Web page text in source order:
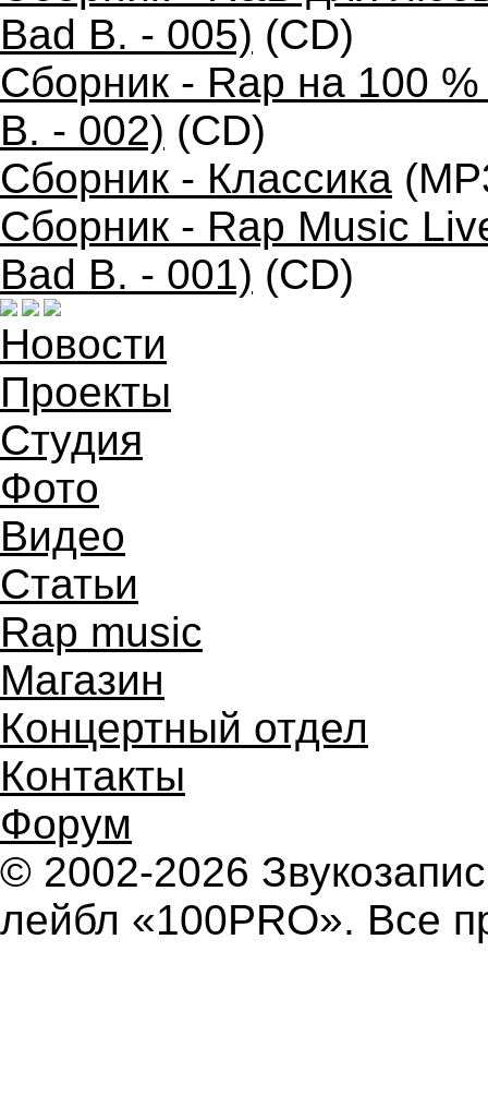
Bad B. - 005) (CD)
Сборник - Rap на 100
B. - 002) (CD)
Сборник - Классика
Сборник - Rap Music
Bad B. - 001) (CD)
Новости
Проекты
Студия
Фото
Видео
Статьи
Rap music
Магазин
Концертный отдел
Контакты
Форум
© 2002-2026
лейбл «100PRO». Все